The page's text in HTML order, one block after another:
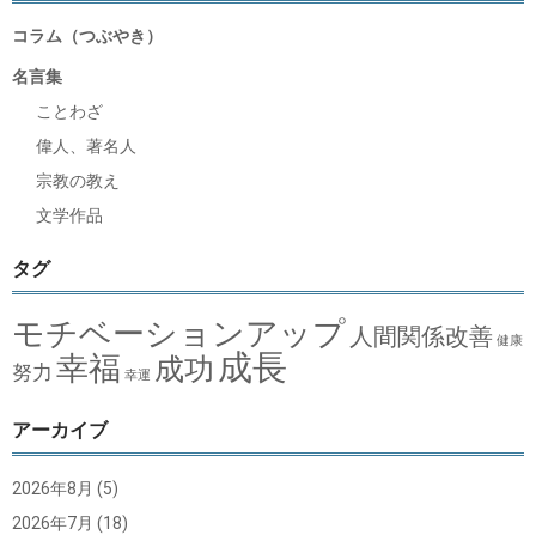
コラム（つぶやき）
名言集
ことわざ
偉人、著名人
宗教の教え
文学作品
タグ
モチベーションアップ 人間関係改善 健康
努力 幸福 幸運 成功 成長
アーカイブ
2026年8月 (5)
2026年7月 (18)